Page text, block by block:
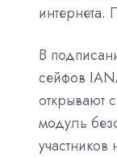
В
сейфов
открывают
модуль